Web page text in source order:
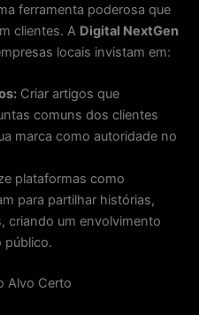
ferramenta poderosa que
clientes. A Digital NextGen
locais invistam em:
Criar artigos que
comuns dos clientes
marca como autoridade no
plataformas como
para partilhar histórias,
criando um envolvimento
público.
Alvo Certo